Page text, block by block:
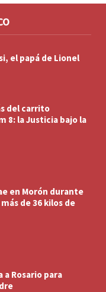
el papá de Lionel
del carrito
8: la Justicia bajo la
en Morón durante
de 36 kilos de
a Rosario para